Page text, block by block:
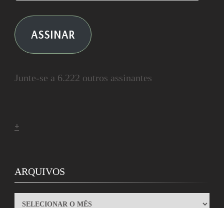
ASSINAR
Junte-se a 6.222 outros assinantes
+
ARQUIVOS
ARQUIVOS